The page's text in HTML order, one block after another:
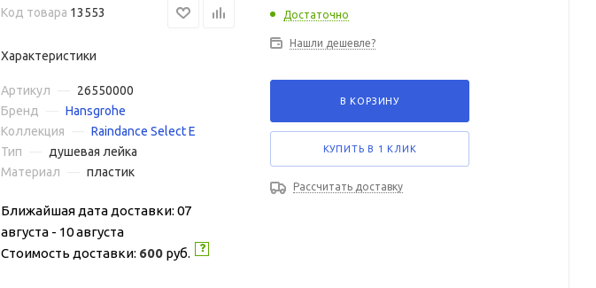
Код товара 13553
Характеристики
Артикул
26550000
Бренд
Hansgrohe
Коллекция
Raindance Select E
Тип
душевая лейка
Материал
пластик
Ближайшая дата доставки: 07
августа - 10 августа
Стоимость доставки: 600 руб.
Достаточно
Нашли дешевле?
В КОРЗИНУ
КУПИТЬ В 1 КЛИК
Рассчитать доставку